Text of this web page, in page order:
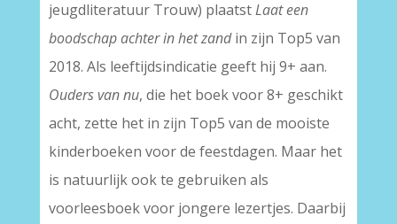
jeugdliteratuur Trouw) plaatstLaat een
boodschap achter in het zandin zijn Top5 van
2018. Als leeftijdsindicatie geeft hij 9+ aan.
Ouders van nu, die het boek voor 8+ geschikt
acht, zette het in zijn Top5 van de mooiste
kinderboeken voor de feestdagen. Maar het
is natuurlijk ook te gebruiken als
voorleesboek voor jongere lezertjes. Daarbij